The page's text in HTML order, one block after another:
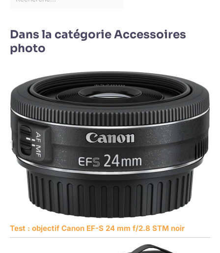
Dans la catégorie Accessoires
photo
Test : objectif Canon EF-S 24 mm f/2.8 STM noir